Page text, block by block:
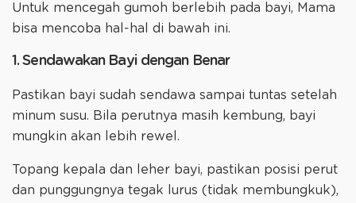
Untuk mencegah gumoh berlebih pada bayi, Mama
bisa mencoba hal-hal di bawah ini.
1. Sendawakan Bayi dengan Benar
Pastikan bayi sudah sendawa sampai tuntas setelah
minum susu. Bila perutnya masih kembung, bayi
mungkin akan lebih rewel.
Topang kepala dan leher bayi, pastikan posisi perut
dan punggungnya tegak lurus (tidak membungkuk),